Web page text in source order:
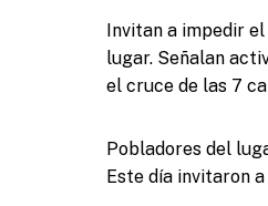
Invitan a impedir
lugar. Señalan
el cruce de las 7
Pobladores del
Este día invitaron